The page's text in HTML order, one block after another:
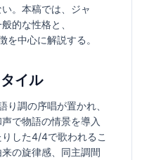
。本稿では、ジャ
的な性格と、
中心に解説する。
イル
調の序唱が置かれ、
で物語の情景を導入
した4/4で歌われるこ
の旋律感、同主調間